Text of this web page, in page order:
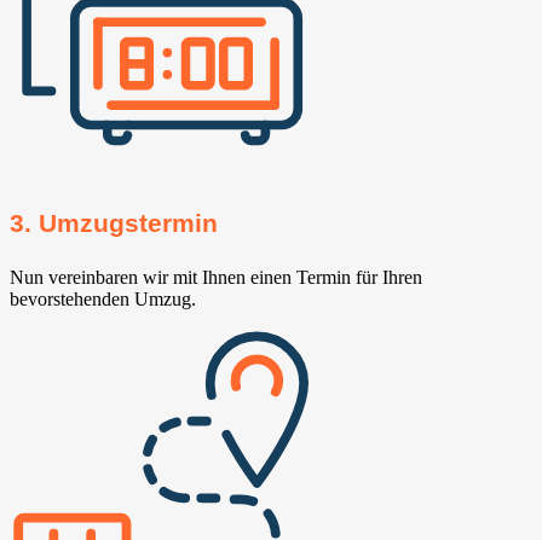
3. Umzugstermin
Nun vereinbaren wir mit Ihnen einen Termin für Ihren
bevorstehenden Umzug.